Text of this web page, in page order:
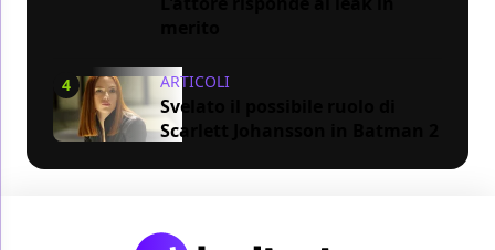
4 ARTICOLI
Svelato il possibile ruolo di
Scarlett Johansson in Batman 2